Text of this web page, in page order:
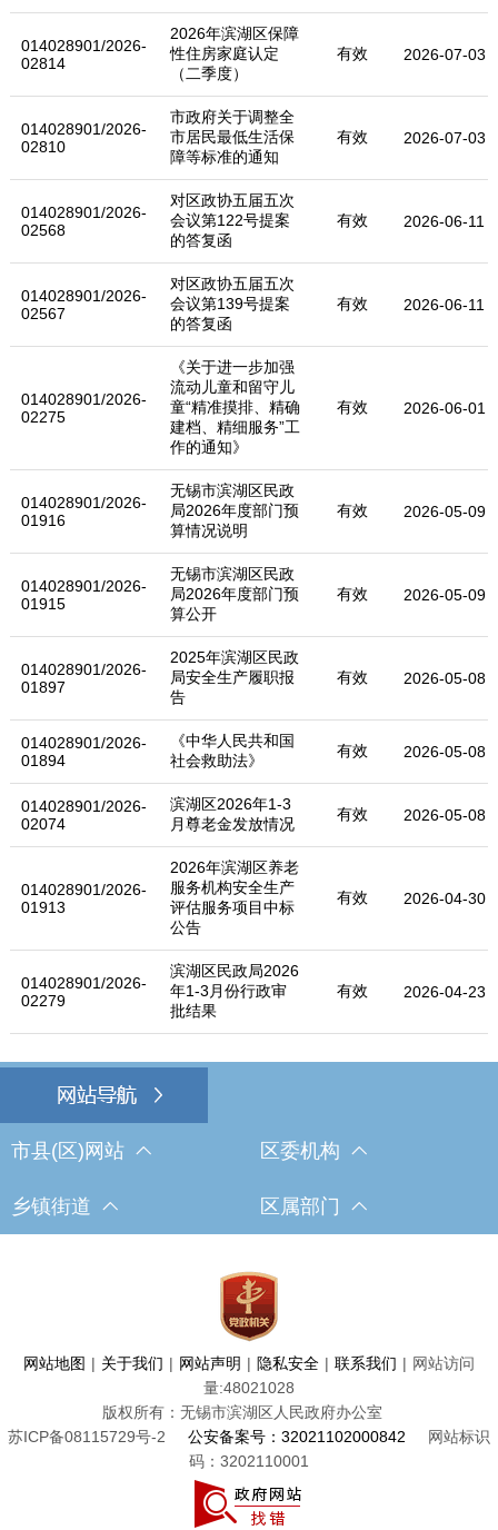
014028901/2026-
02814
2026年滨湖区保障
性住房家庭认定
（二季度）
有效 2026-07-03
014028901/2026-
02810
市政府关于调整全
市居民最低生活保
障等标准的通知
有效 2026-07-03
014028901/2026-
02568
对区政协五届五次
会议第122号提案
的答复函
有效 2026-06-11
014028901/2026-
02567
对区政协五届五次
会议第139号提案
的答复函
有效 2026-06-11
014028901/2026-
02275
《关于进一步加强
流动儿童和留守儿
童“精准摸排、精确
建档、精细服务”工
作的通知》
有效 2026-06-01
014028901/2026-
01916
无锡市滨湖区民政
局2026年度部门预
算情况说明
有效 2026-05-09
014028901/2026-
01915
无锡市滨湖区民政
局2026年度部门预
算公开
有效 2026-05-09
014028901/2026-
01897
2025年滨湖区民政
局安全生产履职报
告
有效 2026-05-08
014028901/2026-
01894
《中华人民共和国
社会救助法》
有效 2026-05-08
014028901/2026-
02074
滨湖区2026年1-3
月尊老金发放情况
有效 2026-05-08
014028901/2026-
01913
2026年滨湖区养老
服务机构安全生产
评估服务项目中标
公告
有效 2026-04-30
014028901/2026-
02279
滨湖区民政局2026
年1-3月份行政审
批结果
有效 2026-04-23
市县(区)网站 区委机构
乡镇街道 区属部门
网站地图 | 关于我们 | 网站声明 | 隐私安全 | 联系我们 | 网站访问
量:48021028
版权所有：无锡市滨湖区人民政府办公室
苏ICP备08115729号-2
公安备案号：32021102000842
网站标识
码：3202110001